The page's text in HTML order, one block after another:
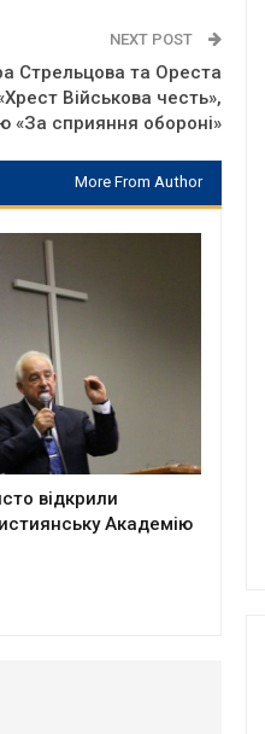
NEXT POST
Стрельцова та Ореста
Військова честь»,
«За сприяння обороні»
More From Author
відкрили
Академію